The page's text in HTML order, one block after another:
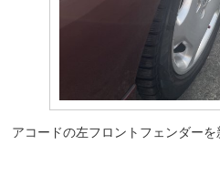
アコードの左フロントフェンダー